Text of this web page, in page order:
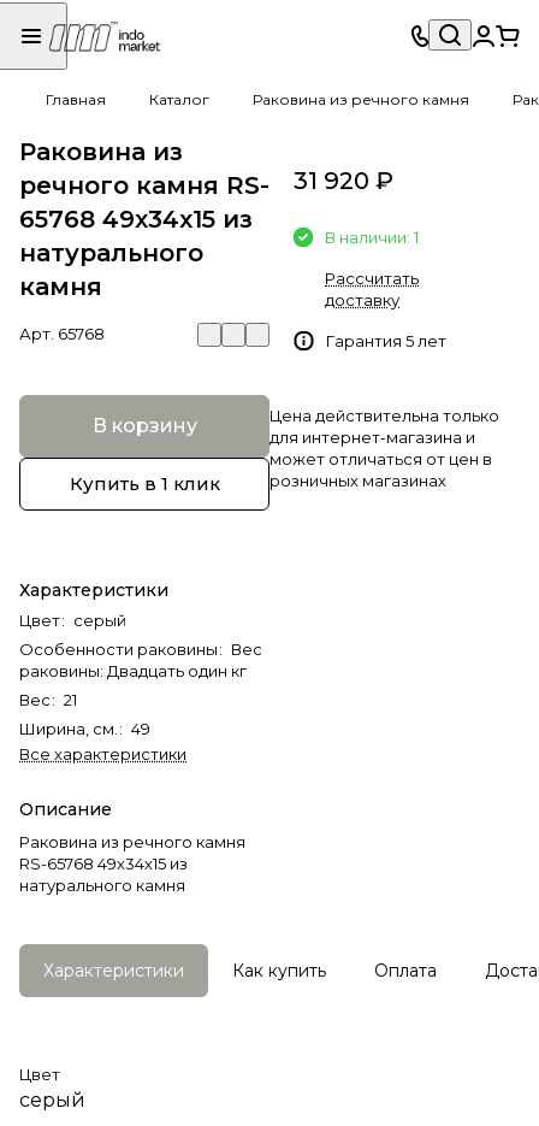
Главная Каталог Раковина из речного камня
Раковина из
речного камня RS-
65768 49х34х15 из
натурального
камня
Арт. 65768
В корзину
Купить в 1 клик
Характеристики
Цвет: серый
Особенности раковины: Вес
раковины: Двадцать один кг
Вес: 21
Ширина, см. : 49
Все характеристики
Описание
Раковина из речного камня
RS-65768 49х34х15 из
натурального камня
31 920 ₽
В наличии: 1
Рассчитать
доставку
Гарантия 5 лет
Цена действительна только
для интернет-магазина и
может отличаться от цен в
розничных магазинах
Характеристики Как купить Оплата
Цвет
серый